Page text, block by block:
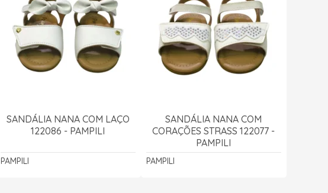
SANDÁLIA NANA COM LAÇO
122086 - PAMPILI
PAMPILI
SANDÁLIA NANA COM
CORAÇÕES STRASS 122077 -
PAMPILI
PAMPILI